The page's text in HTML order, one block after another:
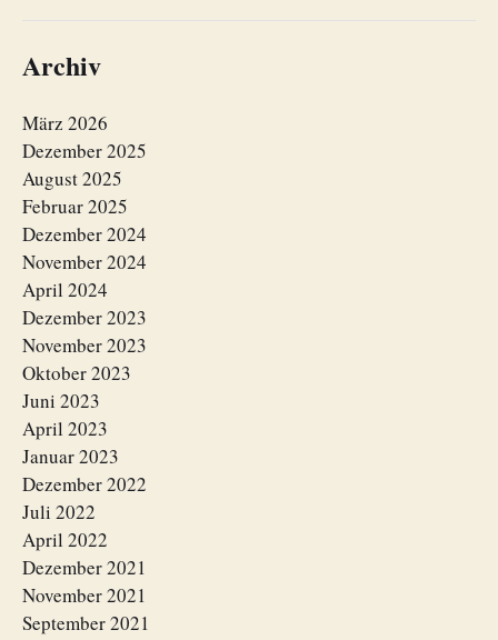
Archiv
März 2026
Dezember 2025
August 2025
Februar 2025
Dezember 2024
November 2024
April 2024
Dezember 2023
November 2023
Oktober 2023
Juni 2023
April 2023
Januar 2023
Dezember 2022
Juli 2022
April 2022
Dezember 2021
November 2021
September 2021